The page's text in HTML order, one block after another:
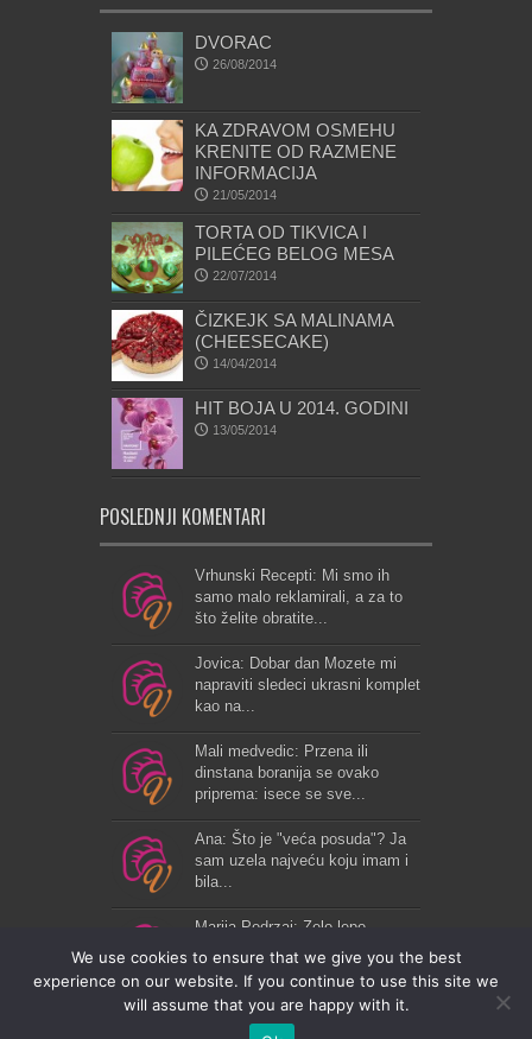
DVORAC
26/08/2014
KA ZDRAVOM OSMEHU
KRENITE OD RAZMENE
INFORMACIJA
21/05/2014
TORTA OD TIKVICA I
PILEĆEG BELOG MESA
22/07/2014
ČIZKEJK SA MALINAMA
(CHEESECAKE)
14/04/2014
HIT BOJA U 2014. GODINI
13/05/2014
POSLEDNJI KOMENTARI
Vrhunski Recepti: Mi smo ih
samo malo reklamirali, a za to
što želite obratite...
Jovica: Dobar dan Mozete mi
napraviti sledeci ukrasni komplet
kao na...
Mali medvedic: Przena ili
dinstana boranija se ovako
priprema: isece se sve...
Ana: Što je "veća posuda"? Ja
sam uzela najveću koju imam i
bila...
Marija Podrzaj: Zelo lepo...
We use cookies to ensure that we give you the best
experience on our website. If you continue to use this site we
will assume that you are happy with it.